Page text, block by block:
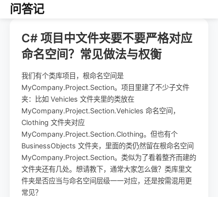
问答记
C# 项目中文件夹要不要严格对应
命名空间？常见做法与权衡
我们有个类库项目，根命名空间是
MyCompany.Project.Section。项目里建了不少子文件
夹：比如 Vehicles 文件夹里的类放在
MyCompany.Project.Section.Vehicles 命名空间，
Clothing 文件夹对应
MyCompany.Project.Section.Clothing。但也有个
BusinessObjects 文件夹，里面的类仍然留在根命名空间
MyCompany.Project.Section。类似为了看着整齐而建的
文件夹还有几处。想请教下，通常大家怎么做？类库里文
件夹是否应当与命名空间层级一一对应，还是按需混用更
常见？